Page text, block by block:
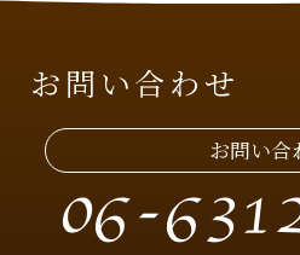
お問い合わせ
お問い合
06-